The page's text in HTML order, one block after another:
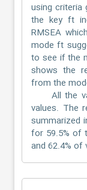
using criteria
the key ft
RMSEA
mode ft
to see if the
shows the
from the
All the
values. The
summarized
for 59.5% of
and 62.4% of